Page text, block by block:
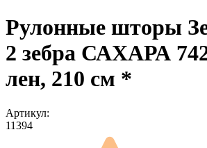
Рулонные шторы
2 зебра САХАРА
лен, 210 см *
Артикул:
11394